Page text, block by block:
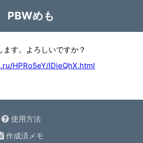
PBWめも
す。よろしいですか？
HPRo5eY/IDieQhX.html
使用方法
作成済メモ